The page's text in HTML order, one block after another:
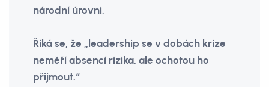
národní úrovni.
Říká se, že „leadership se v dobách krize
neměří absencí rizika, ale ochotou ho
přijmout.“